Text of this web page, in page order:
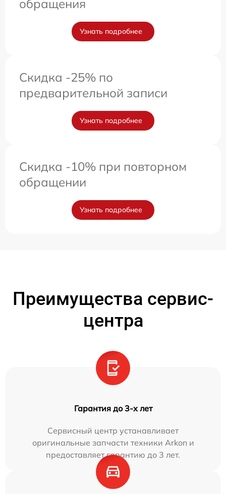
обращения
Узнать подробнее
Скидка -25% по
предварительной записи
Узнать подробнее
Скидка -10% при повторном
обращении
Узнать подробнее
Преимущества сервис-
центра
Гарантия до 3-х лет
Сервисный центр устанавливает
оригинальные запчасти техники Arkon и
предоставляет гарантию до 3 лет.